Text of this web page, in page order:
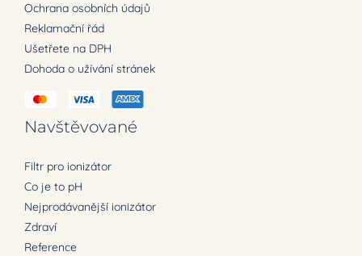
Ochrana osobních údajů
Reklamační řád
Ušetřete na DPH
Dohoda o užívání stránek
Navštěvované
Filtr pro ionizátor
Co je to pH
Nejprodávanější ionizátor
Zdraví
Reference